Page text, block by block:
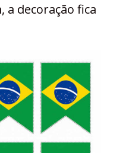
a decoração fica